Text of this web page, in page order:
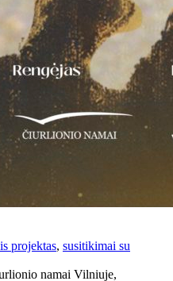
projektas, susitikimai su
namai Vilniuje,